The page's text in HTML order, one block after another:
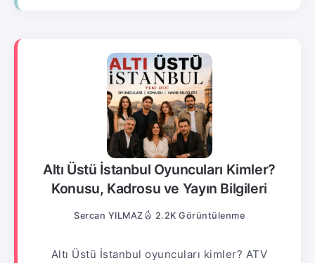
Altı Üstü İstanbul Oyuncuları Kimler?
Konusu, Kadrosu ve Yayın Bilgileri
Sercan YILMAZ 2.2K Görüntülenme
Altı Üstü İstanbul oyuncuları kimler? ATV